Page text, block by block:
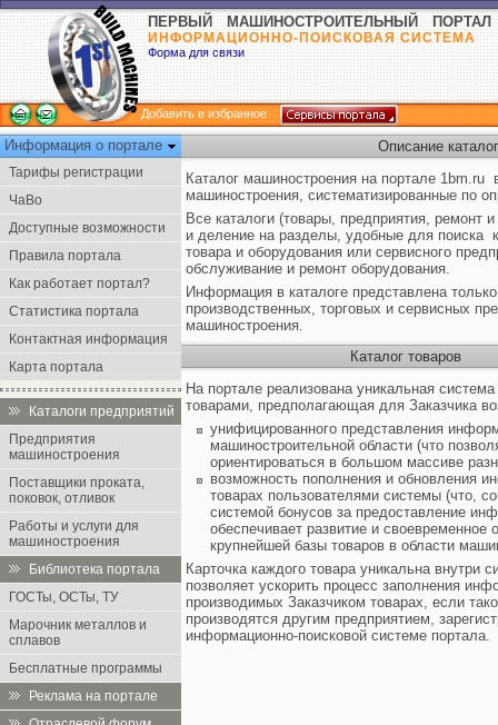
ПЕРВЫЙ МАШИНОСТРОИТЕЛЬНЫЙ ПОРТАЛ
ИНФОРМАЦИОННО-ПОИСКОВАЯ СИСТЕМА
Форма для связи
Добавить в избранное
Информация о портале
Тарифы регистрации
ЧаВо
Доступные возможности
Правила портала
Как работает портал?
Статистика портала
Контактная информация
Карта портала
Каталоги предприятий
Предприятия
машиностроения
Поставщики проката,
поковок, отливок
Работы и услуги для
машиностроения
Библиотека портала
ГОСТы, ОСТы, ТУ
Марочник металлов и
сплавов
Бесплатные программы
Реклама на портале
Описание
Каталог машиностроения на портале 1bm.ru
машиностроения, систематизированные по
Все каталоги (товары, предприятия,
и деление на разделы, удобные для поиска
товара и оборудования или сервисного
обслуживание и ремонт оборудования.
Информация в каталоге представлена
производственных, торговых и сервисных
машиностроения.
Каталог товаров
На портале реализована уникальная
товарами, предполагающая для Заказчика
унифицированного представления
машиностроительной области (что
ориентироваться в большом массиве
возможность пополнения и обновления
товарах пользователями системы (что,
системой бонусов за предоставление
обеспечивает развитие и своевременное
крупнейшей базы товаров в области
Карточка каждого товара уникальна внутри
позволяет ускорить процесс заполнения
производимых Заказчиком товарах, если
производятся другим предприятием,
информационно-поисковой системе портала.